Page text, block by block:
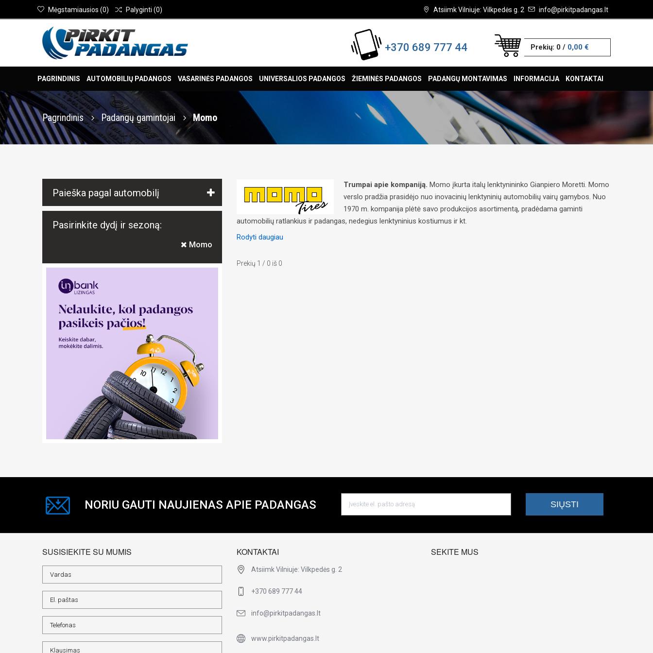
Atsiimk Vilniuje: Vilkpedės g. 2 info@pirkitpadangas.lt
Mėgstamiausios (0) Palyginti (0)
+370 689 777 44 Prekių: 0/ 0,00 €
PAGRINDINIS AUTOMOBILIŲ PADANGOS VASARINĖS PADANGOS UNIVERSALIOS PADANGOS ŽIEMINĖS PADANGOS PADANGŲ MONTAVIMAS INFORMACIJA KONTAKTAI
Pagrindinis Padangų gamintojai Momo
Paieška pagal automobilį
Pasirinkite dydį ir sezoną:
Momo
Trumpai apie kompaniją. Momo įkurta italų lenktynininko Gianpiero Moretti. Momo
verslo pradžia prasidėjo nuo inovacinių lenktyninių automobilių vairų gamybos. Nuo
1970 m. kompanija plėtė savo produkcijos asortimentą, pradėdama gaminti
automobilių ratlankius ir padangas, nedegius lenktyninius kostiumus ir kt.
Rodyti daugiau
Prekių 1 / 0 iš 0
NORIU GAUTI NAUJIENAS APIE PADANGAS
SUSISIEKITE SU MUMIS KONTAKTAI
Atsiimk Vilniuje: Vilkpedės g. 2
+370 689 777 44
info@pirkitpadangas.lt
www.pirkitpadangas.lt
SEKITE MUS